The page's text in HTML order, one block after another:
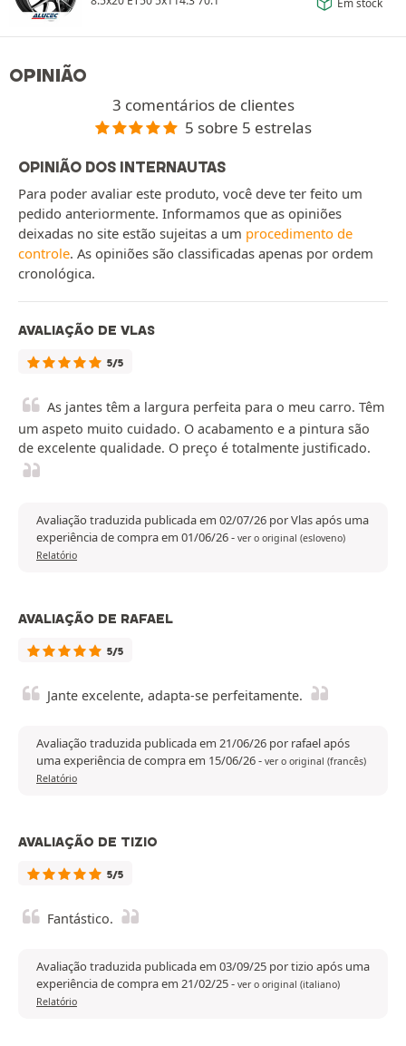
OPINIÃO
3 comentários de clientes
5 sobre 5 estrelas
OPINIÃO DOS INTERNAUTAS
Para poder avaliar este produto, você deve ter feito um
pedido anteriormente. Informamos que as opiniões
deixadas no site estão sujeitas a um procedimento de
controle. As opiniões são classificadas apenas por ordem
cronológica.
AVALIAÇÃO DE VLAS
5/5
As jantes têm a largura perfeita para o meu carro. Têm
um aspeto muito cuidado. O acabamento e a pintura são
de excelente qualidade. O preço é totalmente justificado.
Avaliação traduzida publicada em 02/07/26 por Vlas após uma
experiência de compra em 01/06/26- ver o original (esloveno)
Relatório
AVALIAÇÃO DE RAFAEL
5/5
Jante excelente, adapta-se perfeitamente.
Avaliação traduzida publicada em 21/06/26 por rafael após
uma experiência de compra em 15/06/26- ver o original (francês)
Relatório
AVALIAÇÃO DE TIZIO
5/5
Fantástico.
Avaliação traduzida publicada em 03/09/25 por tizio após uma
experiência de compra em 21/02/25- ver o original (italiano)
Relatório